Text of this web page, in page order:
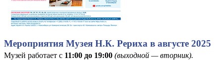
Мероприятия Музея Н.К. Рериха в августе 2025
Музей работает с 11:00 до 19:00 (выходной — вторник).